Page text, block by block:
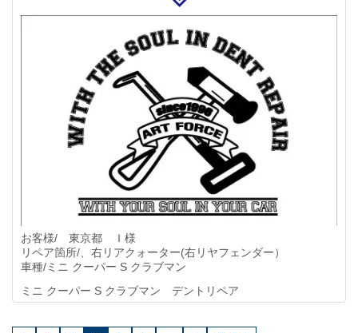
お客様/ 東京都 Ｉ様
リペア箇所/、右リアクォーター(右リヤフェンダー）
車種/ミニ クーパー S クラブマン
ミニ クーパー S クラブマン デントリペア